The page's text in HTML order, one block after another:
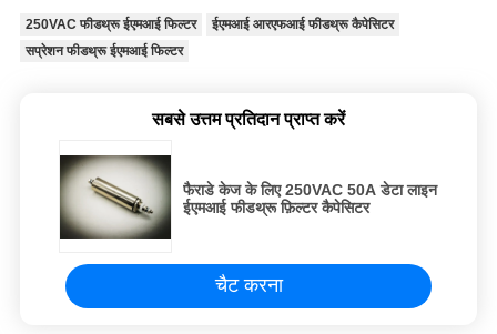
250VAC फीडथ्रू ईएमआई फिल्टर
ईएमआई आरएफआई फीडथ्रू कैपेसिटर
सप्रेशन फीडथ्रू ईएमआई फिल्टर
सबसे उत्तम प्रतिदान प्राप्त करें
फैराडे केज के लिए 250VAC 50A डेटा लाइन
ईएमआई फीडथ्रू फ़िल्टर कैपेसिटर
चैट करना